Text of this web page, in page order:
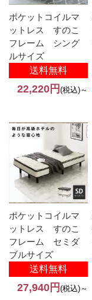
ポケットコイルマ
ットレス すのこ
フレーム シング
送料無料
22,220円 (税込)～
ポケットコイルマ
ットレス すのこ
フレーム セミダ
送料無料
27,940円 (税込)～